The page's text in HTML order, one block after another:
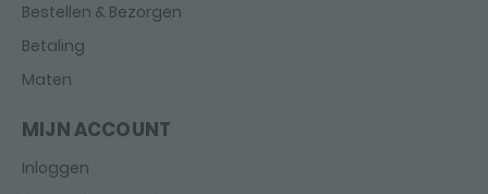
Bestellen & Bezorgen
Betaling
Maten
MIJN ACCOUNT
Inloggen